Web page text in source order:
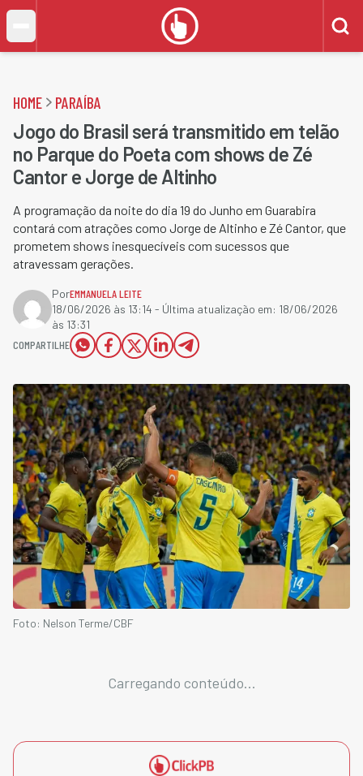
HOME PARAÍBA
Jogo do Brasil será transmitido em telão
no Parque do Poeta com shows de Zé
Cantor e Jorge de Altinho
A programação da noite do dia 19 do Junho em Guarabira
contará com atrações como Jorge de Altinho e Zé Cantor, que
prometem shows inesquecíveis com sucessos que
atravessam gerações.
PorEMMANUELA LEITE
18/06/2026 às 13:14 - Última atualização em: 18/06/2026
às 13:31
COMPARTILHE
Foto: Nelson Terme/CBF
Carregando conteúdo...